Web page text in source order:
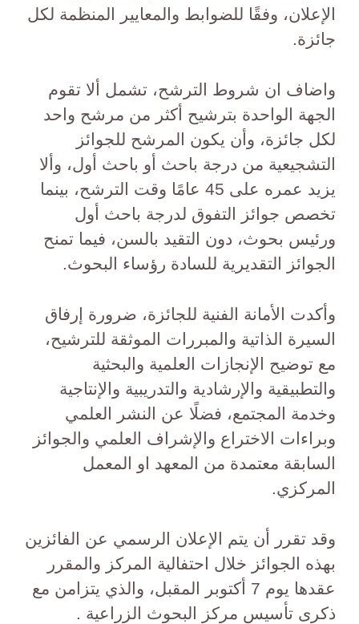
الإعلان، وفقًا للضوابط والمعايير المنظمة لكل
جائزة.
واضاف ان شروط الترشح، تشمل ألا تقوم
الجهة الواحدة بترشيح أكثر من مرشح واحد
لكل جائزة، وأن يكون المرشح للجوائز
التشجيعية من درجة باحث أو باحث أول، وألا
يزيد عمره على 45 عامًا وقت الترشح، بينما
تخصص جوائز التفوق لدرجة باحث أول
ورئيس بحوث، دون التقيد بالسن، فيما تمنح
الجوائز التقديرية للسادة رؤساء البحوث.
وأكدت الأمانة الفنية للجائزة، ضرورة إرفاق
السيرة الذاتية والمبررات الموثقة للترشيح،
مع توضيح الإنجازات العلمية والبحثية
والتطبيقية والإرشادية والتدريبية والإنتاجية
وخدمة المجتمع، فضلًا عن النشر العلمي
وبراءات الاختراع والإشراف العلمي والجوائز
السابقة معتمدة من المعهد او المعمل
المركزي.
وقد تقرر أن يتم الإعلان الرسمي عن الفائزين
بهذه الجوائز خلال احتفالية المركز والمقرر
عقدها يوم 7 أكتوبر المقبل، والذي يتزامن مع
ذكرى تأسيس مركز البحوث الزراعية .